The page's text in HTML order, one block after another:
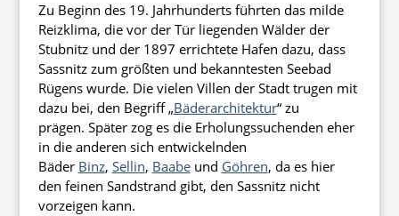
Zu Beginn des 19. Jahrhunderts führten das milde
Reizklima, die vor der Tür liegenden Wälder der
Stubnitz und der 1897 errichtete Hafen dazu, dass
Sassnitz zum größten und bekanntesten Seebad
Rügens wurde. Die vielen Villen der Stadt trugen mit
dazu bei, den Begriff „Bäderarchitektur“ zu
prägen. Später zog es die Erholungssuchenden eher
in die anderen sich entwickelnden
Bäder Binz, Sellin, Baabeund Göhren, da es hier
den feinen Sandstrand gibt, den Sassnitz nicht
vorzeigen kann.